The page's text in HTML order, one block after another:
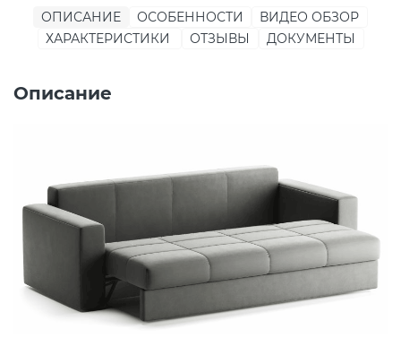
ОПИСАНИЕ ОСОБЕННОСТИ
ВИДЕО ОБЗОР
ХАРАКТЕРИСТИКИ
ОТЗЫВЫ ДОКУМЕНТЫ
Описание